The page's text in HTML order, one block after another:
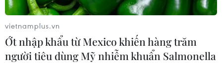
vietnamplus.vn
Ớt nhập khẩu từ Mexico khiến hàng trăm
người tiêu dùng Mỹ nhiễm khuẩn Salmonella